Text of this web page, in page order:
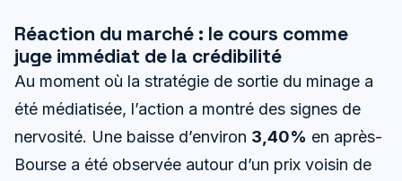
Réaction du marché : le cours comme
juge immédiat de la crédibilité
Au moment où la stratégie de sortie du minage a
été médiatisée, l’action a montré des signes de
nervosité. Une baisse d’environ 3,40% en après-
Bourse a été observée autour d’un prix voisin de